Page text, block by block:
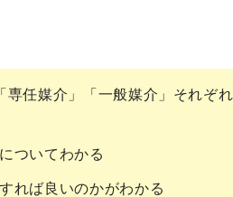
任媒介」「一般媒介」それぞ
ついてわかる
れば良いのかがわかる